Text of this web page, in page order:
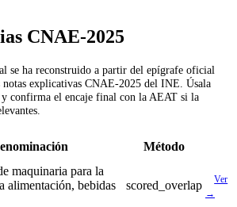
CNAE-2025
se ha reconstruido a partir del epígrafe oficial
explicativas CNAE-2025 del INE. Úsala
confirma el encaje final con la AEAT si la
Método
maquinaria para la
alimentación, bebidas
scored_overlap
Ver
→